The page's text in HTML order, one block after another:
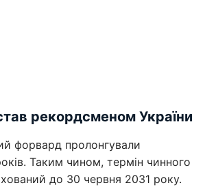
рекордсменом України
форвард пролонгували
Таким чином, термін чинного
до 30 червня 2031 року.